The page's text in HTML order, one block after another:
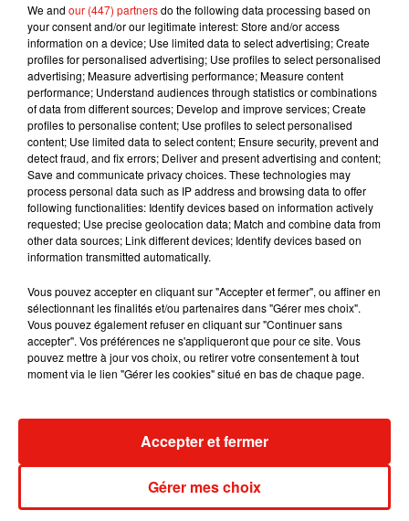
Une publication partagée par C'est l'actu ! (@cestlactu)le
Musique
7 août 2026
Julien Lieb s’essaye à la vie de chatelain
We and our (447) partnersdo the following data processing based on
your consent and/or our legitimate interest: Store and/or access
information on a device; Use limited data to select advertising; Create
profiles for personalised advertising; Use profiles to select personalised
advertising; Measure advertising performance; Measure content
performance; Understand audiences through statistics or combinations
of data from different sources; Develop and improve services; Create
profiles to personalise content; Use profiles to select personalised
content; Use limited data to select content; Ensure security, prevent and
detect fraud, and fix errors; Deliver and present advertising and content;
Save and communicate privacy choices. These technologies may
process personal data such as IP address and browsing data to offer
following functionalities: Identify devices based on information actively
requested; Use precise geolocation data; Match and combine data from
other data sources; Link different devices; Identify devices based on
information transmitted automatically.
Vous pouvez accepter en cliquant sur "Accepter et fermer", ou affiner en
sélectionnant les finalités et/ou partenaires dans "Gérer mes choix".
Vous pouvez également refuser en cliquant sur "Continuer sans
accepter". Vos préférences ne s'appliqueront que pour ce site. Vous
pouvez mettre à jour vos choix, ou retirer votre consentement à tout
moment via le lien "Gérer les cookies" situé en bas de chaque page.
Gérer mes choix
Accepter et fermer